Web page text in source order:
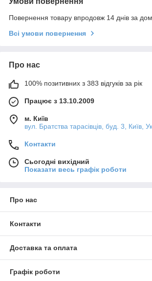
Повернення товару впродовж 14 днів за
Всі умови повернення
Про нас
100% позитивних з 383 відгуків за рік
Працює з 13.10.2009
м. Київ
вул. Братства тарасівців, буд. 3, Київ,
Контакти
Сьогодні вихідний
Показати весь графік роботи
Про нас
Контакти
Доставка та оплата
Графік роботи